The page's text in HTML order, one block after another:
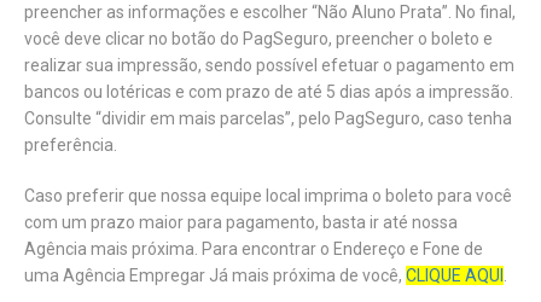
preencher as informações e escolher “Não Aluno Prata”. No final,
você deve clicar no botão do PagSeguro, preencher o boleto e
realizar sua impressão, sendo possível efetuar o pagamento em
bancos ou lotéricas e com prazo de até 5 dias após a impressão.
Consulte “dividir em mais parcelas”, pelo PagSeguro, caso tenha
preferência.
Caso preferir que nossa equipe local imprima o boleto para você
com um prazo maior para pagamento, basta ir até nossa
Agência mais próxima. Para encontrar o Endereço e Fone de
uma Agência Empregar Já mais próxima de você, CLIQUE AQUI